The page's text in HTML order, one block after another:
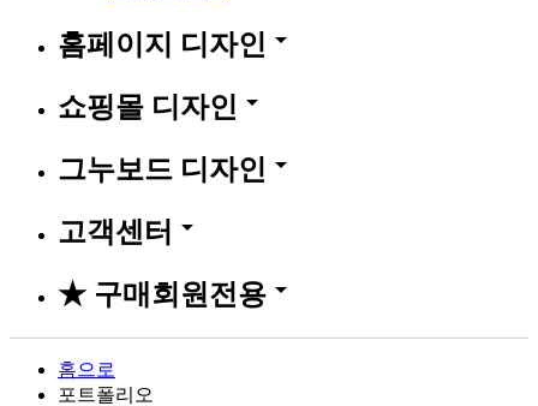
홈페이지 디자인 arrow_drop_down
쇼핑몰 디자인 arrow_drop_down
그누보드 디자인 arrow_drop_down
고객센터 arrow_drop_down
★ 구매회원전용 arrow_drop_down
홈으로
포트폴리오